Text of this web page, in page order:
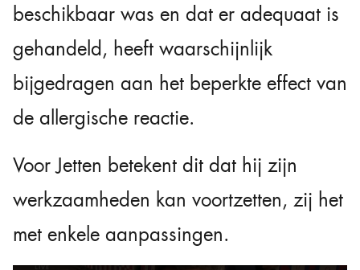
beschikbaar was en dat er adequaat is
gehandeld, heeft waarschijnlijk
bijgedragen aan het beperkte effect van
de allergische reactie.
Voor Jetten betekent dit dat hij zijn
werkzaamheden kan voortzetten, zij het
met enkele aanpassingen.